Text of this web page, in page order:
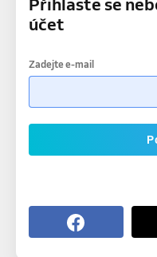
účet
Zadejte e-mail